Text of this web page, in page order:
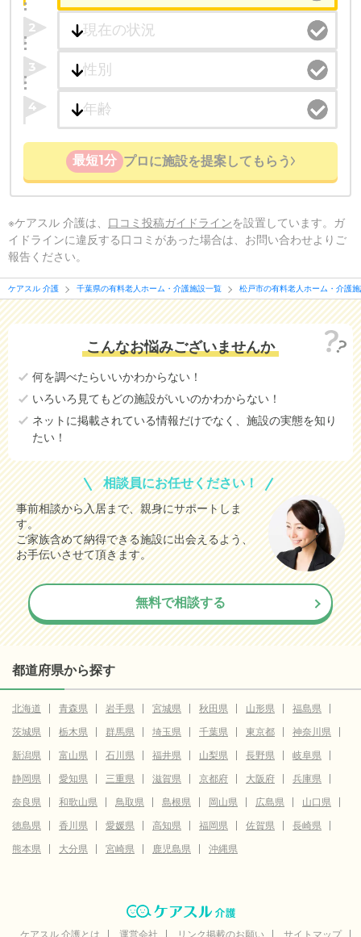
2
3
4
最短1分 プロに施設を提案してもらう
※ケアスル 介護は、 口コミ投稿ガイドラインを設置しています。ガ
イドラインに違反する口コミがあった場合は、お問い合わせよりご
報告ください。
ケアスル 介護 千葉県の有料老人ホーム・介護施設一覧 松戸市の有料老人ホーム・介護
こんなお悩みございませんか
何を調べたらいいかわからない！
いろいろ見てもどの施設がいいのかわからない！
ネットに掲載されている情報だけでなく、施設の実態を知り
たい！
相談員にお任せください！
事前相談から入居まで、親身にサポートしま
す。
ご家族含めて納得できる施設に出会えるよう、
お手伝いさせて頂きます。
無料で相談する
都道府県から探す
北海道 青森県 岩手県 宮城県 秋田県 山形県
福島県
茨城県
栃木県 群馬県 埼玉県 千葉県 東京都
神奈川県
新潟県
富山県 石川県 福井県 山梨県 長野県
岐阜県
静岡県
愛知県 三重県 滋賀県 京都府 大阪府
兵庫県
奈良県
和歌山県 鳥取県 島根県 岡山県 広島県
山口県
徳島県
香川県 愛媛県 高知県 福岡県 佐賀県
長崎県
熊本県
大分県 宮崎県 鹿児島県 沖縄県
ケアスル 介護とは 運営会社 リンク掲載のお願い サイトマップ